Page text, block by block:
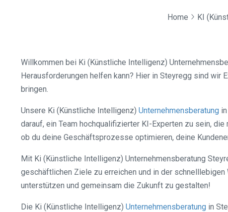
Home KI
Willkommen bei Ki (Künstliche Intelligenz)
Herausforderungen helfen kann? Hier in Steyregg sind wir
bringen.
Unsere Ki (Künstliche Intelligenz) Unternehmensberatung
darauf, ein Team hochqualifizierter KI-Experten zu sein,
ob du deine Geschäftsprozesse optimieren, deine
Mit Ki (Künstliche Intelligenz) Unternehmensberatung
geschäftlichen Ziele zu erreichen und in der
unterstützen und gemeinsam die Zukunft zu gestalten!
Die Ki (Künstliche Intelligenz) Unternehmensberatung in